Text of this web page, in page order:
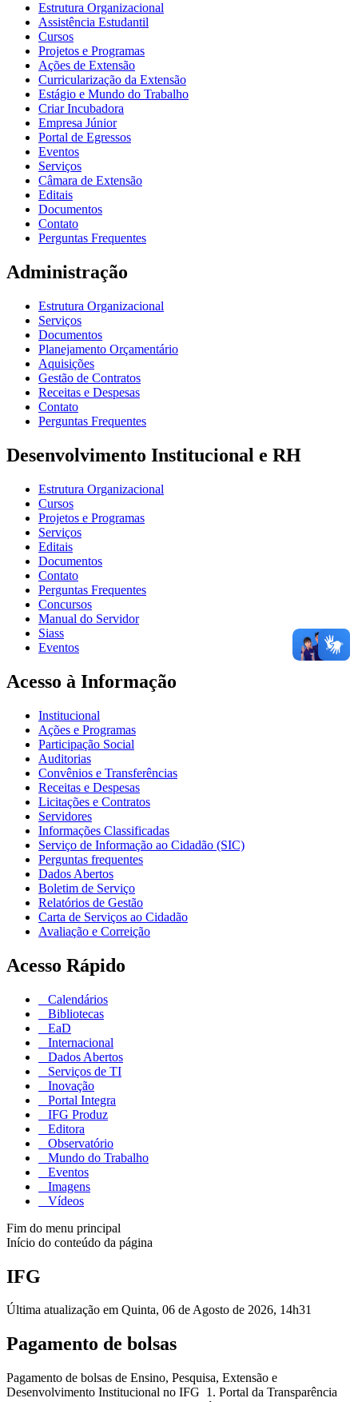
Estrutura Organizacional
Assistência Estudantil
Cursos
Projetos e Programas
Ações de Extensão
Curricularização da Extensão
Estágio e Mundo do Trabalho
Criar Incubadora
Empresa Júnior
Portal de Egressos
Eventos
Serviços
Câmara de Extensão
Editais
Documentos
Contato
Perguntas Frequentes
Administração
Estrutura Organizacional
Serviços
Documentos
Planejamento Orçamentário
Aquisições
Gestão de Contratos
Receitas e Despesas
Contato
Perguntas Frequentes
Desenvolvimento Institucional e RH
Estrutura Organizacional
Cursos
Projetos e Programas
Serviços
Editais
Documentos
Contato
Perguntas Frequentes
Concursos
Manual do Servidor
Siass
Eventos
Acesso à Informação
Institucional
Ações e Programas
Participação Social
Auditorias
Convênios e Transferências
Receitas e Despesas
Licitações e Contratos
Servidores
Informações Classificadas
Serviço de Informação ao Cidadão (SIC)
Perguntas frequentes
Dados Abertos
Boletim de Serviço
Relatórios de Gestão
Carta de Serviços ao Cidadão
Avaliação e Correição
Acesso Rápido
Calendários
Bibliotecas
EaD
Internacional
Dados Abertos
Serviços de TI
Inovação
Portal Integra
IFG Produz
Editora
Observatório
Mundo do Trabalho
Eventos
Imagens
Vídeos
Fim do menu principal
Início do conteúdo da página
IFG
Última atualização em Quinta, 06 de Agosto de 2026, 14h31
Pagamento de bolsas
Pagamento de bolsas de Ensino, Pesquisa, Extensão e
Desenvolvimento Institucional no IFG 1. Portal da Transparência